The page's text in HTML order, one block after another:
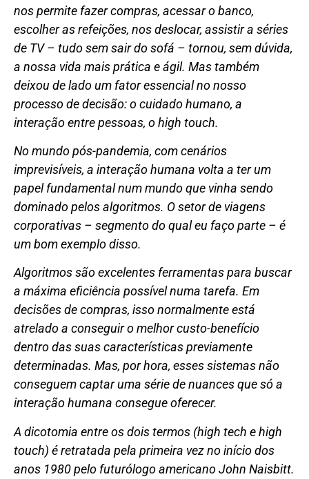
nos permite fazer compras, acessar o banco,
escolher as refeições, nos deslocar, assistir a séries
de TV – tudo sem sair do sofá – tornou, sem dúvida,
a nossa vida mais prática e ágil. Mas também
deixou de lado um fator essencial no nosso
processo de decisão: o cuidado humano, a
interação entre pessoas, o high touch.
No mundo pós-pandemia, com cenários
imprevisíveis, a interação humana volta a ter um
papel fundamental num mundo que vinha sendo
dominado pelos algoritmos. O setor de viagens
corporativas – segmento do qual eu faço parte – é
um bom exemplo disso.
Algoritmos são excelentes ferramentas para buscar
a máxima eficiência possível numa tarefa. Em
decisões de compras, isso normalmente está
atrelado a conseguir o melhor custo-benefício
dentro das suas características previamente
determinadas. Mas, por hora, esses sistemas não
conseguem captar uma série de nuances que só a
interação humana consegue oferecer.
A dicotomia entre os dois termos (high tech e high
touch) é retratada pela primeira vez no início dos
anos 1980 pelo futurólogo americano John Naisbitt.